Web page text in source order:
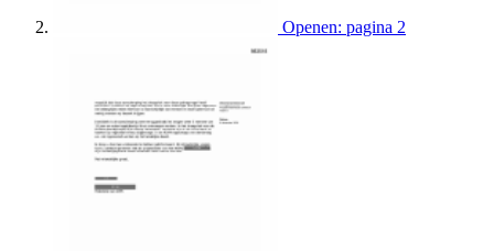
Openen: pagina 2